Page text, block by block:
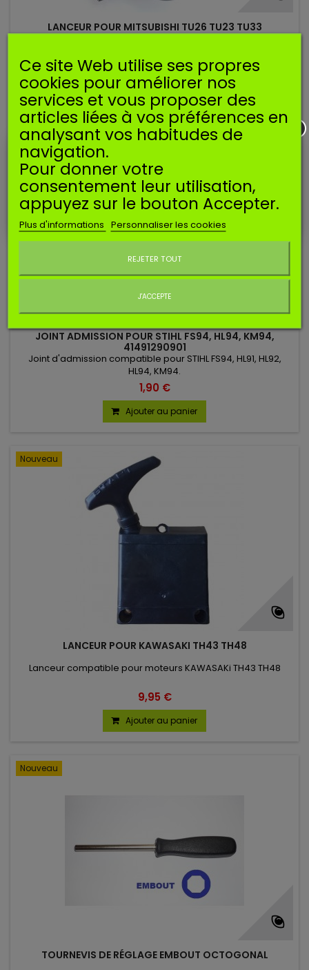
LANCEUR POUR MITSUBISHI TU26 TU23 TU33
TU33.
7,90 €
Ajouter au panier
Nouveau
JOINT ADMISSION POUR STIHL FS94, HL94, KM94,
41491290901
Joint d'admission compatible pour STIHL FS94, HL91, HL92,
HL94, KM94.
1,90 €
Ajouter au panier
Nouveau
LANCEUR POUR KAWASAKI TH43 TH48
Lanceur compatible pour moteurs KAWASAKi TH43 TH48
9,95 €
Ajouter au panier
Nouveau
TOURNEVIS DE RÉGLAGE EMBOUT OCTOGONAL
Ce site Web utilise ses propres
cookies pour améliorer nos
services et vous proposer des
articles liées à vos préférences en
analysant vos habitudes de
navigation.
Pour donner votre
consentement leur utilisation,
appuyez sur le bouton Accepter.
Plus d'informations Personnaliser les cookies
REJETER TOUT
J'ACCEPTE